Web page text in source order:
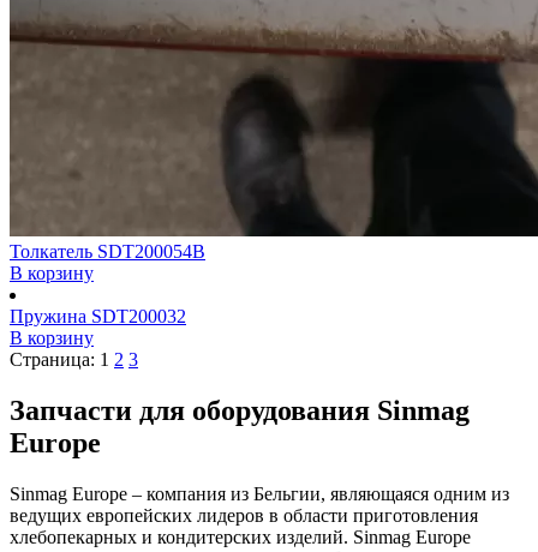
Толкатель SDT200054B
В корзину
Пружина SDT200032
В корзину
Страница: 1 2 3
Запчасти для оборудования Sinmag
Europe
Sinmag Europe – компания из Бельгии, являющаяся одним из
ведущих европейских лидеров в области приготовления
хлебопекарных и кондитерских изделий. Sinmag Europe